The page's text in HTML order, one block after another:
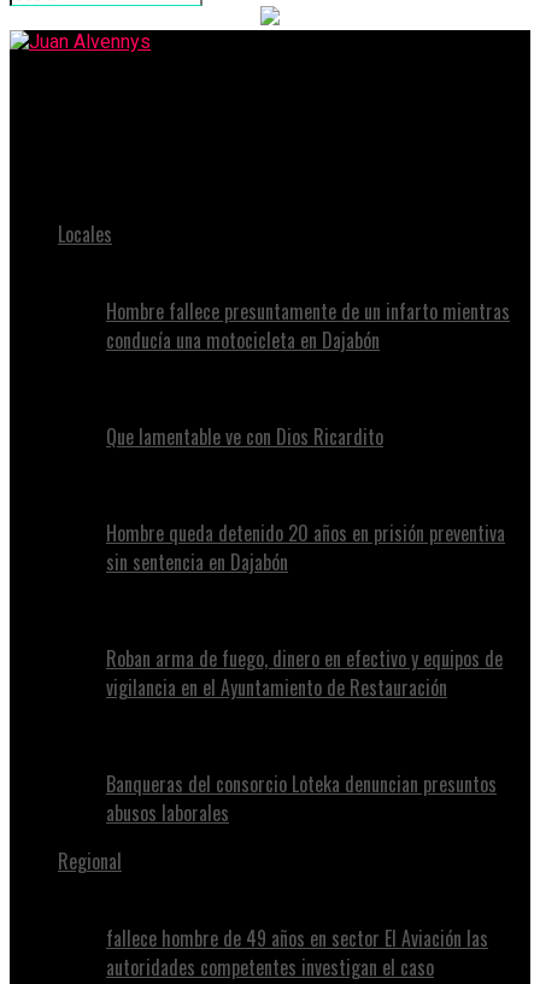
Locales
Hombre fallece presuntamente de un infarto mientras
conducía una motocicleta en Dajabón
Que lamentable ve con Dios Ricardito
Hombre queda detenido 20 años en prisión preventiva
sin sentencia en Dajabón
Roban arma de fuego, dinero en efectivo y equipos de
vigilancia en el Ayuntamiento de Restauración
Banqueras del consorcio Loteka denuncian presuntos
abusos laborales
Regional
fallece hombre de 49 años en sector El Aviación las
autoridades competentes investigan el caso